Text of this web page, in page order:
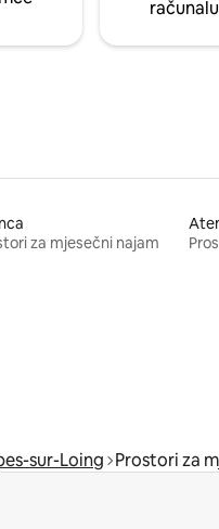
računalu
za mjesečni najam
sur-Loing Prostori za